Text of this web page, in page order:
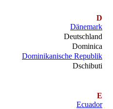
D
Dänemark
Deutschland
Dominica
Dominikanische Republik
Dschibuti
E
Ecuador